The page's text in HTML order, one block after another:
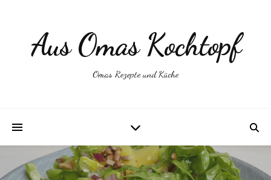
Aus Omas Kochtopf
Omas Rezepte und Küche